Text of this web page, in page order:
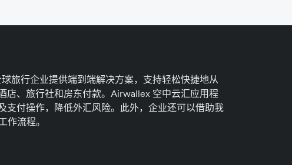
旅行企业提供端到端解决方案，支持轻松快捷地从
店、旅行社和房东付款。Airwallex 空中云汇应用程
支付操作，降低外汇风险。此外，企业还可以借助我
作流程。